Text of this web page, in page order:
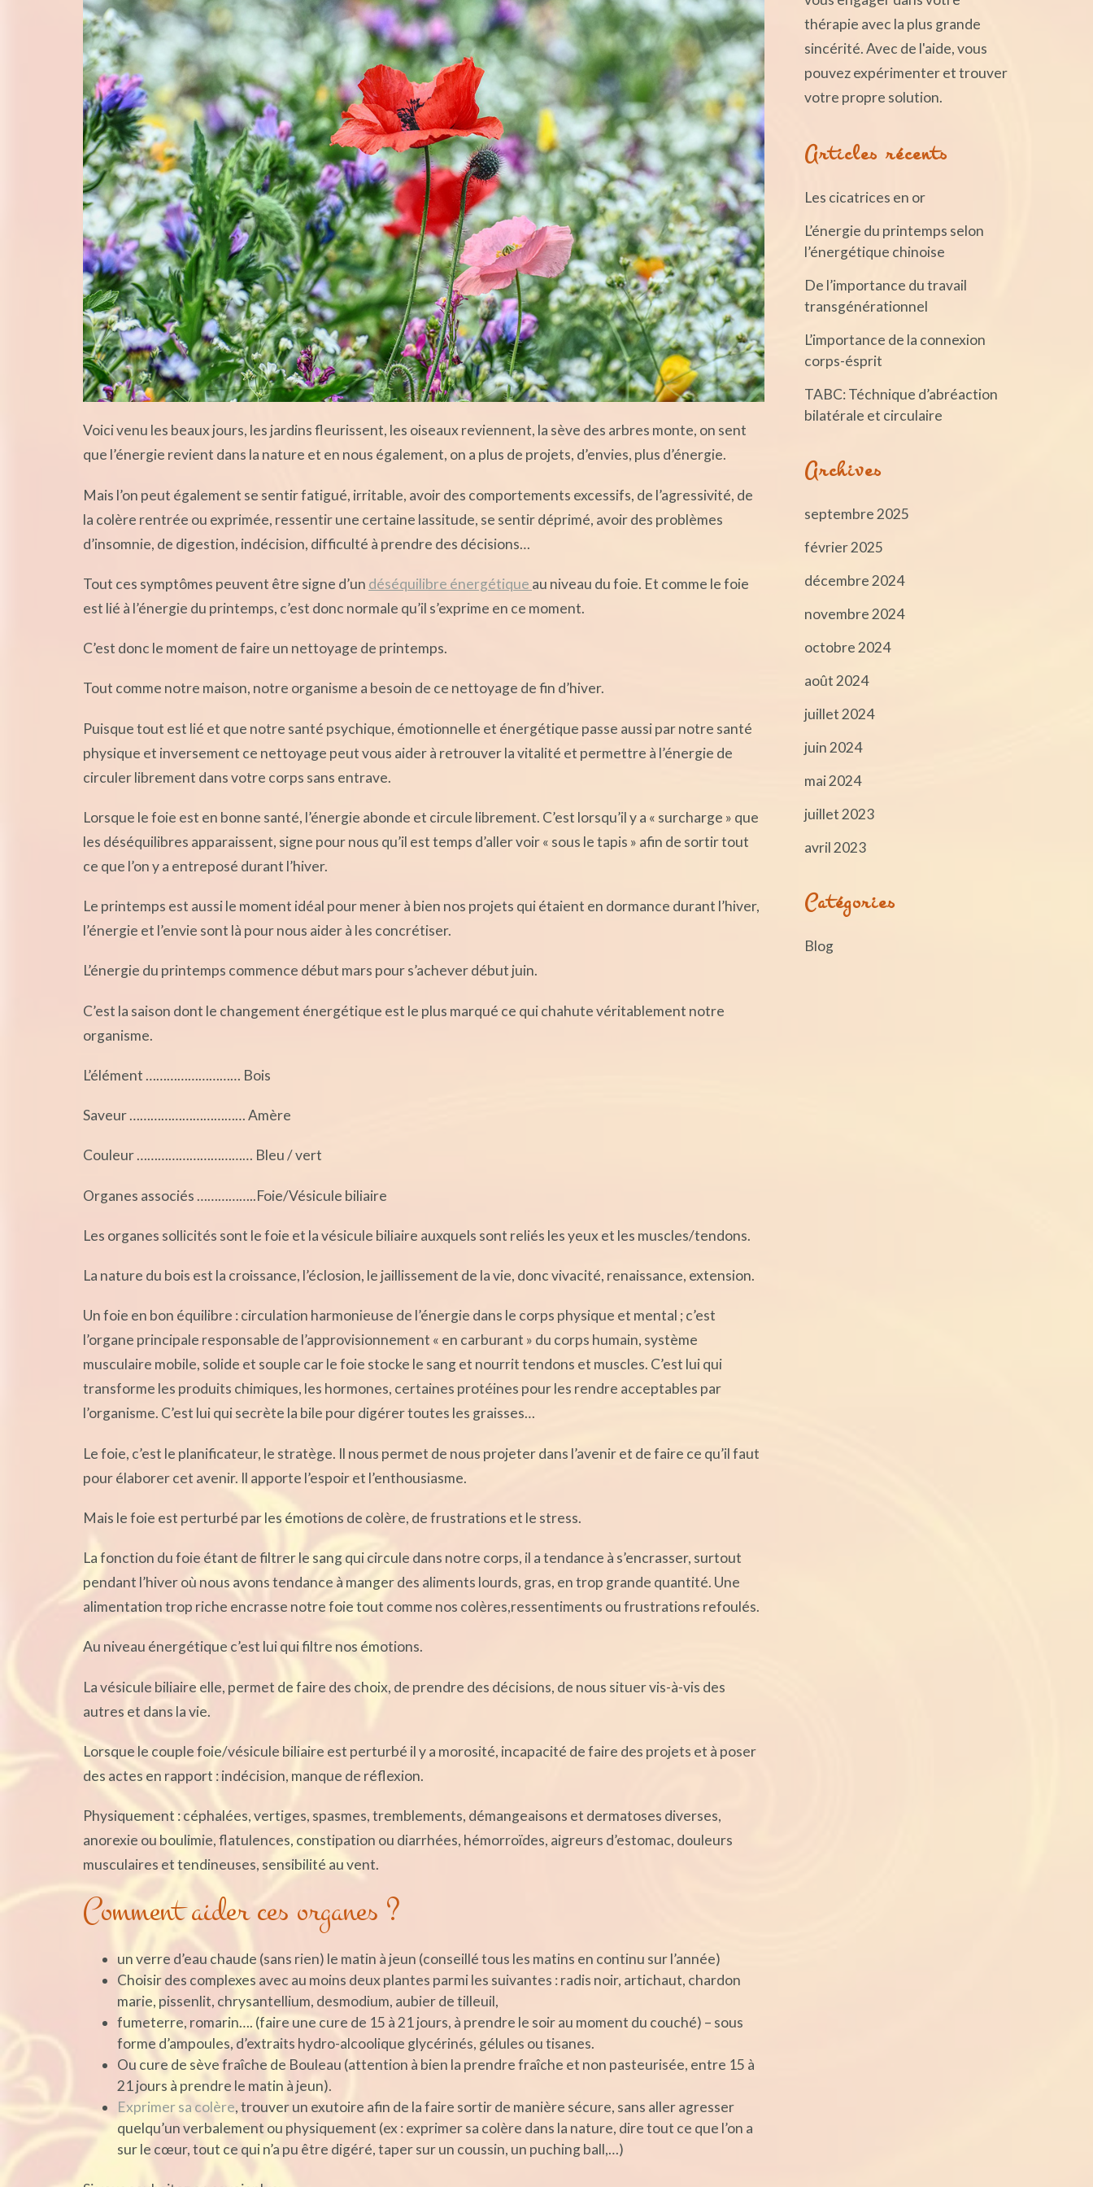
Voici venu les beaux jours, les jardins fleurissent, les oiseaux reviennent, la sève des arbres monte, on sent
que l’énergie revient dans la nature et en nous également, on a plus de projets, d’envies, plus d’énergie.
Mais l’on peut également se sentir fatigué, irritable, avoir des comportements excessifs, de l’agressivité, de
la colère rentrée ou exprimée, ressentir une certaine lassitude, se sentir déprimé, avoir des problèmes
d’insomnie, de digestion, indécision, difficulté à prendre des décisions…
Tout ces symptômes peuvent être signe d’un déséquilibre énergétique au niveau du foie. Et comme le foie
est lié à l’énergie du printemps, c’est donc normale qu’il s’exprime en ce moment.
C’est donc le moment de faire un nettoyage de printemps.
Tout comme notre maison, notre organisme a besoin de ce nettoyage de fin d’hiver.
Puisque tout est lié et que notre santé psychique, émotionnelle et énergétique passe aussi par notre santé
physique et inversement ce nettoyage peut vous aider à retrouver la vitalité et permettre à l’énergie de
circuler librement dans votre corps sans entrave.
Lorsque le foie est en bonne santé, l’énergie abonde et circule librement. C’est lorsqu’il y a « surcharge » que
les déséquilibres apparaissent, signe pour nous qu’il est temps d’aller voir « sous le tapis » afin de sortir tout
ce que l’on y a entreposé durant l’hiver.
Le printemps est aussi le moment idéal pour mener à bien nos projets qui étaient en dormance durant l’hiver,
l’énergie et l’envie sont là pour nous aider à les concrétiser.
L’énergie du printemps commence début mars pour s’achever début juin.
C’est la saison dont le changement énergétique est le plus marqué ce qui chahute véritablement notre
organisme.
L’élément ……………………… Bois
Saveur …………………………… Amère
Couleur …………………………… Bleu / vert
Organes associés ……………..Foie/Vésicule biliaire
Les organes sollicités sont le foie et la vésicule biliaire auxquels sont reliés les yeux et les muscles/tendons.
La nature du bois est la croissance, l’éclosion, le jaillissement de la vie, donc vivacité, renaissance, extension.
Un foie en bon équilibre : circulation harmonieuse de l’énergie dans le corps physique et mental ; c’est
l’organe principale responsable de l’approvisionnement « en carburant » du corps humain, système
musculaire mobile, solide et souple car le foie stocke le sang et nourrit tendons et muscles. C’est lui qui
transforme les produits chimiques, les hormones, certaines protéines pour les rendre acceptables par
l’organisme. C’est lui qui secrète la bile pour digérer toutes les graisses…
Le foie, c’est le planificateur, le stratège. Il nous permet de nous projeter dans l’avenir et de faire ce qu’il faut
pour élaborer cet avenir. Il apporte l’espoir et l’enthousiasme.
Mais le foie est perturbé par les émotions de colère, de frustrations et le stress.
La fonction du foie étant de filtrer le sang qui circule dans notre corps, il a tendance à s’encrasser, surtout
pendant l’hiver où nous avons tendance à manger des aliments lourds, gras, en trop grande quantité. Une
alimentation trop riche encrasse notre foie tout comme nos colères,ressentiments ou frustrations refoulés.
Au niveau énergétique c’est lui qui filtre nos émotions.
La vésicule biliaire elle, permet de faire des choix, de prendre des décisions, de nous situer vis-à-vis des
autres et dans la vie.
Lorsque le couple foie/vésicule biliaire est perturbé il y a morosité, incapacité de faire des projets et à poser
des actes en rapport : indécision, manque de réflexion.
Physiquement : céphalées, vertiges, spasmes, tremblements, démangeaisons et dermatoses diverses,
anorexie ou boulimie, flatulences, constipation ou diarrhées, hémorroïdes, aigreurs d’estomac, douleurs
musculaires et tendineuses, sensibilité au vent.
Comment aider ces organes ?
un verre d’eau chaude (sans rien) le matin à jeun (conseillé tous les matins en continu sur l’année)
Choisir des complexes avec au moins deux plantes parmi les suivantes : radis noir, artichaut, chardon
marie, pissenlit, chrysantellium, desmodium, aubier de tilleuil,
fumeterre, romarin…. (faire une cure de 15 à 21 jours, à prendre le soir au moment du couché) – sous
forme d’ampoules, d’extraits hydro-alcoolique glycérinés, gélules ou tisanes.
Ou cure de sève fraîche de Bouleau (attention à bien la prendre fraîche et non pasteurisée, entre 15 à
21 jours à prendre le matin à jeun).
Exprimer sa colère, trouver un exutoire afin de la faire sortir de manière sécure, sans aller agresser
quelqu’un verbalement ou physiquement (ex : exprimer sa colère dans la nature, dire tout ce que l’on a
sur le cœur, tout ce qui n’a pu être digéré, taper sur un coussin, un puching ball,…)
thérapie avec la plus grande
sincérité. Avec de l'aide, vous
pouvez expérimenter et trouver
votre propre solution.
Articles récents
Les cicatrices en or
L’énergie du printemps selon
l’énergétique chinoise
De l’importance du travail
transgénérationnel
L’importance de la connexion
corps-ésprit
TABC: Téchnique d’abréaction
bilatérale et circulaire
Archives
septembre 2025
février 2025
décembre 2024
novembre 2024
octobre 2024
août 2024
juillet 2024
juin 2024
mai 2024
juillet 2023
avril 2023
Catégories
Blog